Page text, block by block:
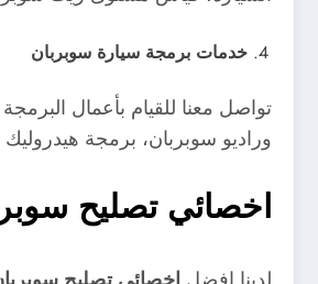
خدمات برمجة سيارة سوبربان
تواصل معنا للقيام بأعمال
وراديو سوبربان، برمجة هيدروليك
اخصائي تصليح